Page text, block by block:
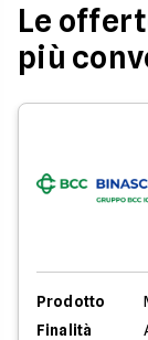
Le
più
Prodotto
Finalità